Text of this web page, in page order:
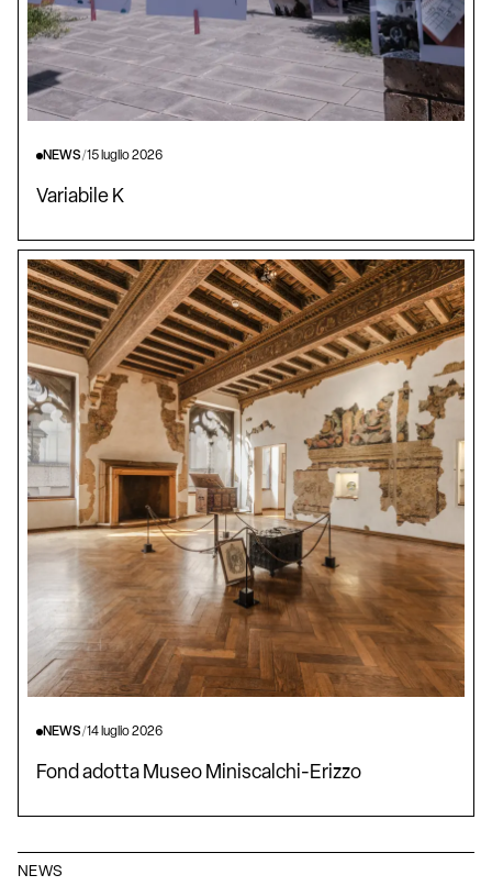
NEWS
NEWS/15 luglio 2026
Variabile K
NEWS/14 luglio 2026
Fond adotta Museo Miniscalchi-Erizzo